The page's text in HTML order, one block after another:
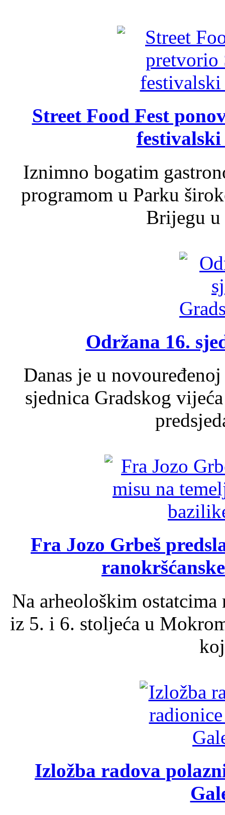
Street Food Fest
Iznimno bogatim
programom u Parku
Brijegu u
Održana 16.
Danas je u
sjednica Gradskog
Fra Jozo Grbeš
Na arheološkim
iz 5. i 6. stoljeća u
Izložba radova